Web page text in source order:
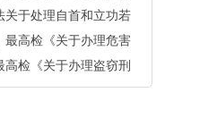
关于处理自首和立功若
最高检《关于办理危害
高检《关于办理盗窃刑